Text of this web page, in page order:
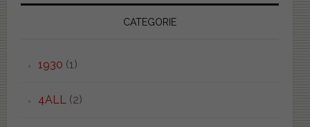
CATEGORIE
1930 (1)
4ALL (2)